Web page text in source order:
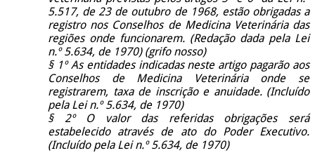
5.517, de 23 de outubro de 1968, estão obrigadas a
registro nos Conselhos de Medicina Veterinária das
regiões onde funcionarem. (Redação dada pela Lei
n.º 5.634, de 1970) (grifo nosso)
§ 1º As entidades indicadas neste artigo pagarão aos
Conselhos de Medicina Veterinária onde se
registrarem, taxa de inscrição e anuidade. (Incluído
pela Lei n.º 5.634, de 1970)
§ 2º O valor das referidas obrigações será
estabelecido através de ato do Poder Executivo.
(Incluído pela Lei n.º 5.634, de 1970)